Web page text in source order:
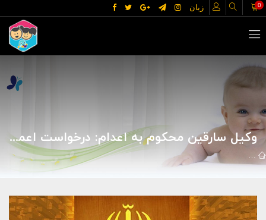
زبان 0
وکیل سارقین محکوم به اعدام: درخواست اعمال ماده ۴۷۷ ارسال شد
اجتماعی و سبک زندگی وکیل سارقین محکوم به اعدام: درخواست اعمال